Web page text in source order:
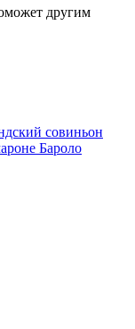
другим
совиньон
Бароло